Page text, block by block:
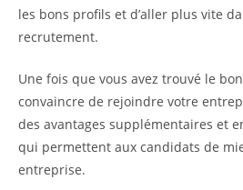
les bons profils et d’aller plus vite
recrutement.
Une fois que vous avez trouvé le
convaincre de rejoindre votre
des avantages supplémentaires et
qui permettent aux candidats de
entreprise.